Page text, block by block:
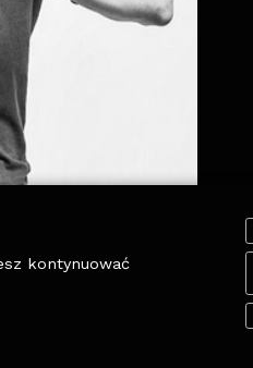
kontynuować